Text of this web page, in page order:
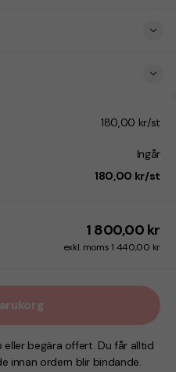
180,00 kr/st
Ingår
180,00 kr/st
1 800,00 kr
exkl. moms 1 440,00 kr
begära offert. Du får alltid
innan ordern blir bindande.